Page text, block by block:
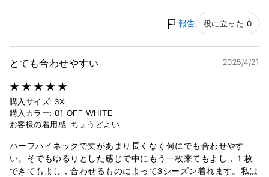
報告 役に立った 0
とても合わせやすい 2025/4/21
購入サイズ: 3XL
購入カラー: 01 OFF WHITE
お客様の着用感: ちょうどよい
ハーフハイネックで丈があまり長くなく何にでも合わせやす
い。そでもゆるりとした感じで中にもう一枚来てもよし，１枚
できてもよし，合わせるものによって3シーズン着れます。私は